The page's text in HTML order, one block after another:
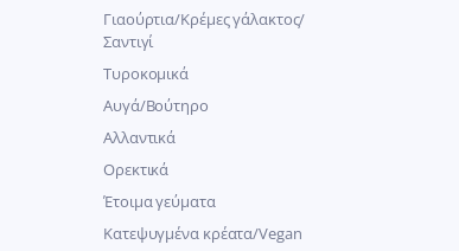
Γιαούρτια/Κρέμες γάλακτος/
Σαντιγί
Τυροκομικά
Αυγά/Βούτηρο
Αλλαντικά
Ορεκτικά
Έτοιμα γεύματα
Κατεψυγμένα κρέατα/Vegan